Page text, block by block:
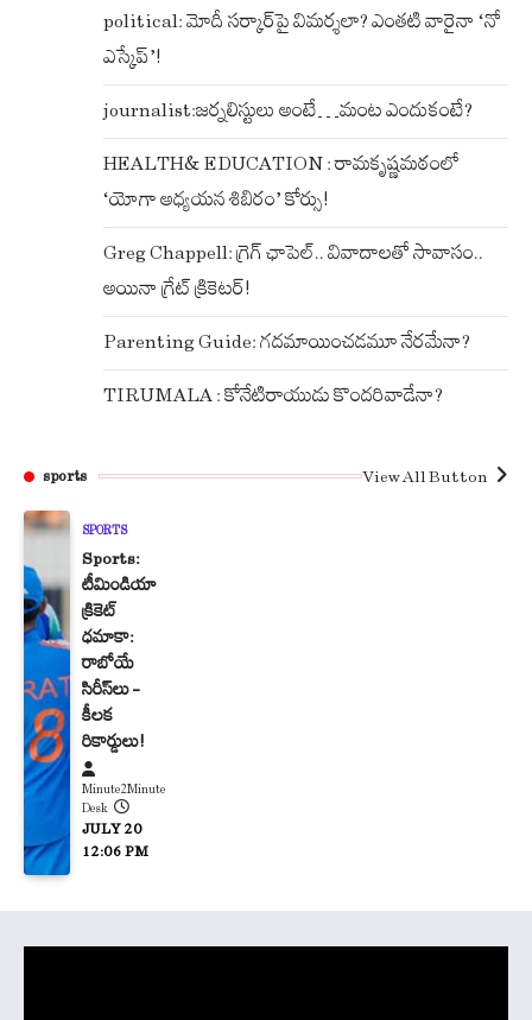
political: మోదీ సర్కార్‌పై విమర్శలా? ఎంతటి వారైనా ‘నో
ఎస్కేప్’!
journalist:జర్నలిస్టులు అంటే…మంట ఎందుకంటే?
HEALTH& EDUCATION : రామకృష్ణమఠంలో
‘యోగా అధ్యయన శిబిరం’ కోర్సు!
Greg Chappell: గ్రెగ్ ఛాపెల్.. వివాదాలతో సావాసం..
అయినా గ్రేట్ క్రికెటర్!
Parenting Guide: గదమాయించడమూ నేరమేనా?
TIRUMALA : కోనేటిరాయుడు కొందరివాడేనా?
sports View All Button
SPORTS
Sports:
టీమిండియా
క్రికెట్
ధమాకా:
రాబోయే
సిరీస్‌లు –
కీలక
రికార్డులు!
Minute2Minute
Desk
JULY 20
12:06 PM